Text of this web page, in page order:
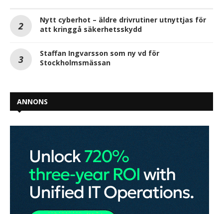
Nytt cyberhot – äldre drivrutiner utnyttjas för
att kringgå säkerhetsskydd
Staffan Ingvarsson som ny vd för
Stockholmsmässan
ANNONS